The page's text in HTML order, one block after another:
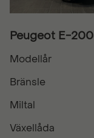
Peugeot E-
Modellår
Bränsle
Miltal
Växellåda